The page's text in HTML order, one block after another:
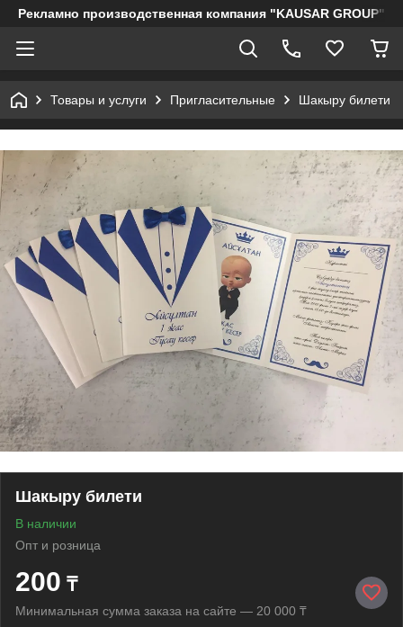
Рекламно производственная компания "KAUSAR GROUP"
Товары и услуги Пригласительные Шакыру билети
Шакыру билети
В наличии
Опт и розница
200 ₸
Минимальная сумма заказа на сайте — 20 000 ₸